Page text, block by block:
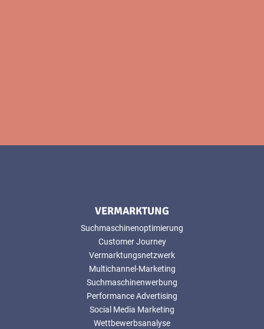
VERMARKTUNG
Suchmaschinenoptimierung
Customer Journey
Vermarktungsnetzwerk
Multichannel-Marketing
Suchmaschinenwerbung
Performance Advertising
Social Media Marketing
Wettbewerbsanalyse